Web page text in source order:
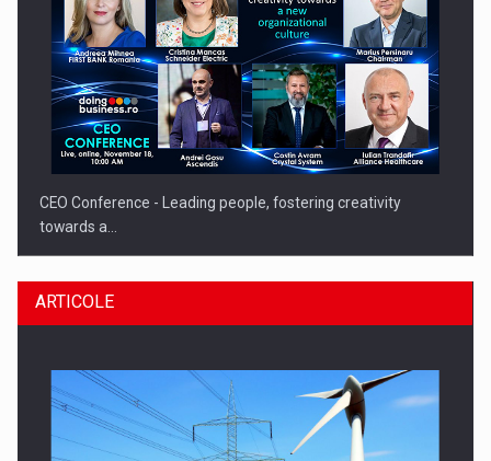
CEO Conference - Leading people, fostering creativity
towards a…
ARTICOLE